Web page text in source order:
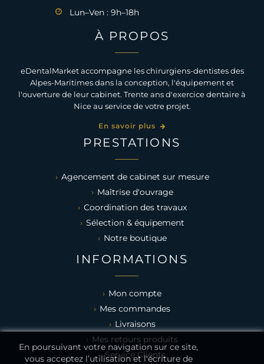
Lun–Ven : 9h–18h
À PROPOS
eDentalMarket accompagne les chirurgiens-dentistes des
Alpes-Maritimes dans la conception, l'équipement et
l'ouverture de leur cabinet. Trente ans d'exercice dentaire à
Nice au service de votre projet.
En savoir plus
PRESTATIONS
Agencement de cabinet sur mesure
Maîtrise d'ouvrage
Coordination des travaux
Sélection & équipement
Notre boutique
INFORMATIONS
Mon compte
Mes commandes
Livraisons
Mes retours produits
Service Clients
En poursuivant votre navigation sur ce site,
vous acceptez l’utilisation et l'écriture de